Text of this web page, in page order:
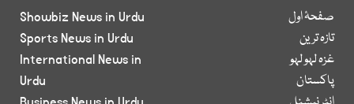
صفحۂ اول
تازہ ترین
غزہ لہو لہو
پاکستان
Showbiz News in Urdu
Sports News in Urdu
International News in
Urdu